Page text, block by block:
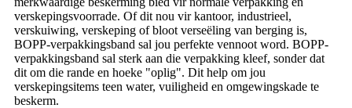
verskepingsvoorrade. Of dit nou vir kantoor, industrieel,
verskuiwing, verskeping of bloot verseëling van berging is,
BOPP-verpakkingsband sal jou perfekte vennoot word. BOPP-
verpakkingsband sal sterk aan die verpakking kleef, sonder dat
dit om die rande en hoeke "oplig". Dit help om jou
verskepingsitems teen water, vuiligheid en omgewingskade te
beskerm.